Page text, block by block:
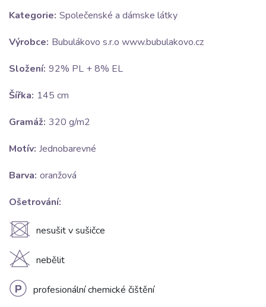
Kategorie: Společenské a dámske látky
Výrobce: Bubulákovo s.r.o www.bubulakovo.cz
Složení: 92% PL + 8% EL
Šířka: 145 cm
Gramáž: 320 g/m2
Motív: Jednobarevné
Barva: oranžová
Ošetrování:
U nesušit v sušičce
H nebělit
L profesionální chemické čištění